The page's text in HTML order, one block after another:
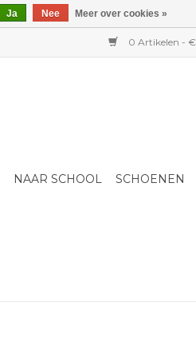
0 Artikelen -
NAAR SCHOOL SCHOENEN
Ja Nee Meer over cookies »